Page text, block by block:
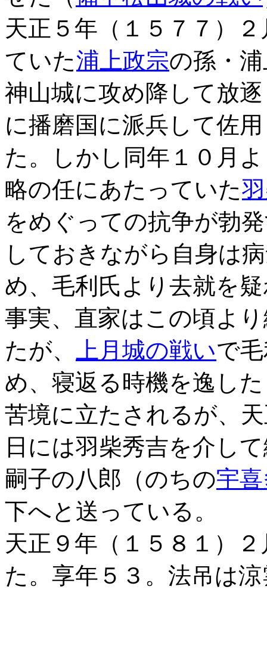
天正５年（１５７７）
ていた浦上政宗の孫・
神山城に攻め降して放
に播磨国に派兵して佐
た。しかし同年１０月
略の任にあたっていた
をめぐっての抗争が勃
しておきながら自身は
め、毛利氏より去就を
事実、直家はこの頃よ
たが、
上月城の戦いで
め、寝返る時機を逸し
苦境に立たされるが、
日には羽柴秀吉を介し
嗣子の八郎（のちの宇
下へと送っている。
天正９年（１５８１）
た。享年５３。法吊は